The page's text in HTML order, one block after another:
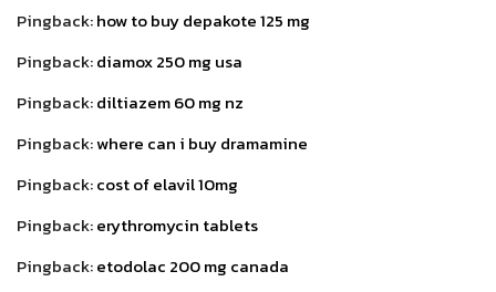
Pingback:how to buy depakote 125 mg
Pingback:diamox 250 mg usa
Pingback:diltiazem 60 mg nz
Pingback:where can i buy dramamine
Pingback:cost of elavil 10mg
Pingback:erythromycin tablets
Pingback:etodolac 200 mg canada